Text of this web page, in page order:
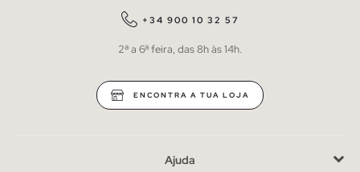
+34 900 10 32 57
2ª a 6ª feira, das 8h às 14h.
ENCONTRA A TUA LOJA
Ajuda